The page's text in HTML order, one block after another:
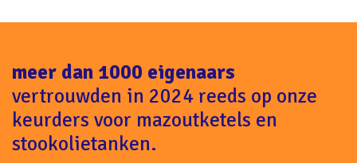
meer dan 1000 eigenaars
vertrouwden in 2024 reeds op onze
keurders voor mazoutketels en
stookolietanken.